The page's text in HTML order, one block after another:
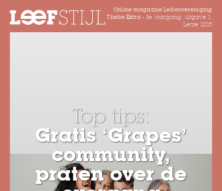
Online magazine Ledenvereniging
Thebe Extra -3e jaargang, uitgave 1,
Lente 2025
Top tips:
Gratis ‘Grapes’
community,
praten over de